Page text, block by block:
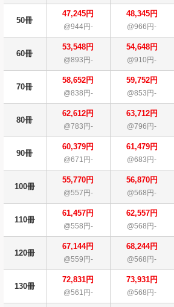
50冊
47,245円
@944円-
48,345円
@966円-
60冊
53,548円
@893円-
54,648円
@910円-
70冊
58,652円
@838円-
59,752円
@853円-
80冊
62,612円
@783円-
63,712円
@796円-
90冊
60,379円
@671円-
61,479円
@683円-
100冊
55,770円
@557円-
56,870円
@568円-
110冊
61,457円
@558円-
62,557円
@568円-
120冊
67,144円
@559円-
68,244円
@568円-
130冊
72,831円
@561円-
73,931円
@568円-